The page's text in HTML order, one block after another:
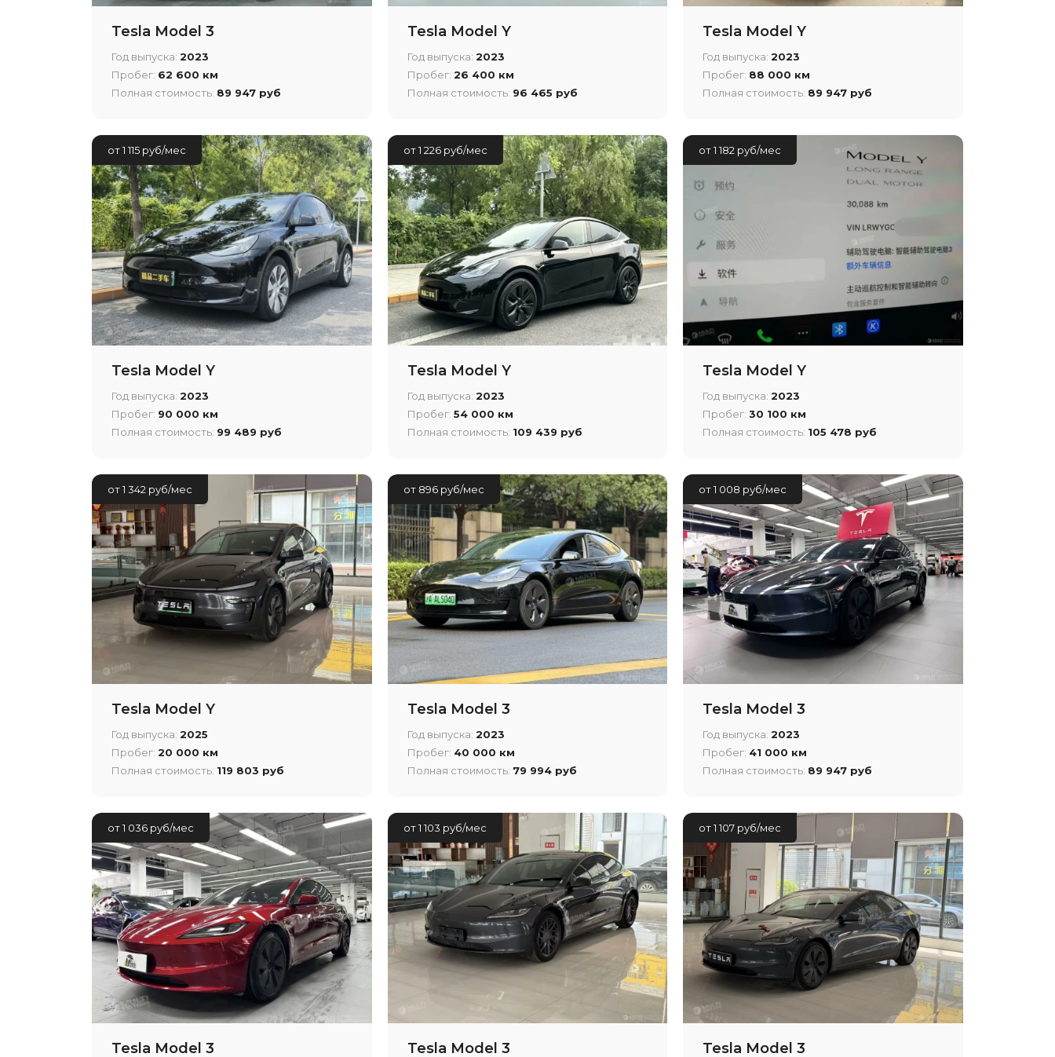
Tesla Model 3
Год выпуска: 2023
Пробег: 62 600 км
Полная стоимость: 89 947 руб
Tesla Model Y
Год выпуска: 2023
Пробег: 26 400 км
Полная стоимость: 96 465 руб
Tesla Model Y
Год выпуска:2023
Пробег: 88 000 км
Полная стоимость: 89 947 руб
от 1 115 руб/мес
Tesla Model Y
Год выпуска: 2023
Пробег: 90 000 км
Полная стоимость: 99 489 руб
от 1 226 руб/мес
Tesla Model Y
Год выпуска: 2023
Пробег: 54 000 км
Полная стоимость: 109 439 руб
от 1 182 руб/мес
Tesla Model Y
Год выпуска:2023
Пробег:30 100 км
Полная стоимость: 105 478 руб
от 1 342 руб/мес
Tesla Model Y
Год выпуска: 2025
Пробег: 20 000 км
Полная стоимость: 119 803 руб
от 896 руб/мес
Tesla Model 3
Год выпуска: 2023
Пробег: 40 000 км
Полная стоимость: 79 994 руб
от 1 008 руб/мес
Tesla Model 3
Год выпуска:2023
Пробег: 41 000 км
Полная стоимость: 89 947 руб
от 1 036 руб/мес
Tesla Model 3
от 1 103 руб/мес
Tesla Model 3
от 1 107 руб/мес
Tesla Model 3